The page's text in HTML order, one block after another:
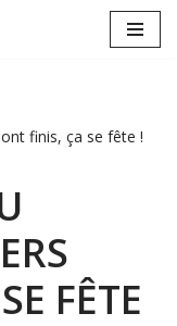
finis, ça se fête !
FÊTE